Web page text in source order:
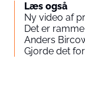
Læs også
Ny video af
Det er
Anders
Gjorde det